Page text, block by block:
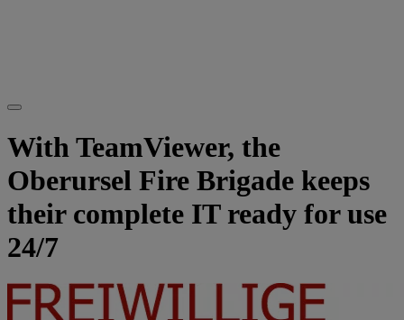
With TeamViewer, the
Oberursel Fire Brigade keeps
their complete IT ready for use
24/7